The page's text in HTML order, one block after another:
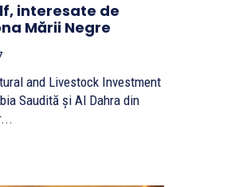
interesate de
Mării Negre
and Livestock Investment
Saudită și Al Dahra din